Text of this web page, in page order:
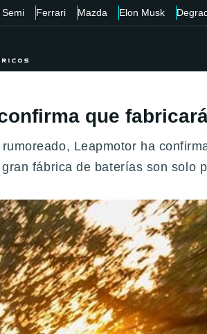
Semi Ferrari Mazda Elon Musk
que
Leapmotor ha
fábrica de baterías son solo